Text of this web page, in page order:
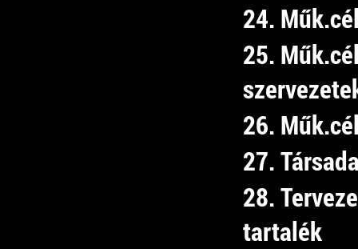
24.
25.
26.
27.
28.
tartalék